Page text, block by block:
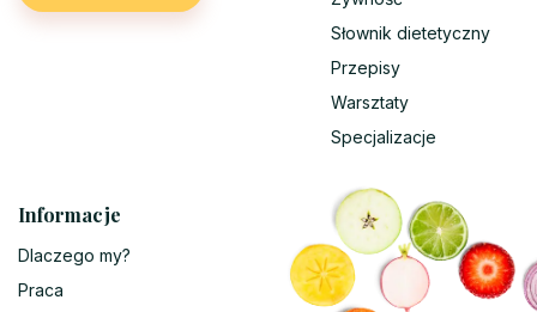
Słownik dietetyczny
Przepisy
Warsztaty
Specjalizacje
Informacje
Dlaczego my?
Praca